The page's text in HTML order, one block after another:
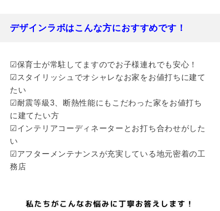
デザインラボはこんな方におすすめです！
☑保育士が常駐してますのでお子様連れでも安心！
☑スタイリッシュでオシャレなお家をお値打ちに建て
たい
☑耐震等級3、断熱性能にもこだわった家をお値打ち
に建てたい方
☑インテリアコーディネーターとお打ち合わせがした
い
☑アフターメンテナンスが充実している地元密着の工
務店